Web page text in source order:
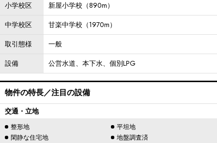
小学校区
新屋小学校（890m）
中学校区
甘楽中学校（1970m）
取引態様
一般
設備
公営水道、本下水、個別LPG
物件の特長／注目の設備
交通・立地
整形地
平坦地
閑静な住宅地
地盤調査済